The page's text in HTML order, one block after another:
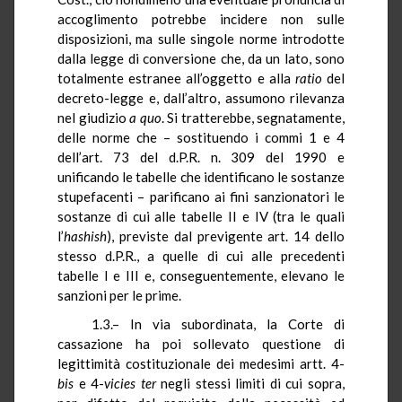
accoglimento potrebbe incidere non sulle
disposizioni, ma sulle singole norme introdotte
dalla legge di conversione che, da un lato, sono
totalmente estranee all’oggetto e alla ratiodel
decreto-legge e, dall’altro, assumono rilevanza
nel giudizio a quo. Si tratterebbe, segnatamente,
delle norme che – sostituendo i commi 1 e 4
dell’art. 73 del d.P.R.n. 309 del 1990 e
unificando le tabelle che identificano le sostanze
stupefacenti – parificano ai fini sanzionatori le
sostanze di cui alle tabelle II e IV (tra le quali
l’hashish), previste dal previgente art. 14 dello
stessod.P.R., a quelle di cui alle precedenti
tabelle I e III e, conseguentemente, elevano le
sanzioni per le prime.
1.3.– In via subordinata, la Corte di
cassazione ha poi sollevato questione di
legittimità costituzionale dei medesimi artt. 4-
bis e 4-vicies ternegli stessi limiti di cui sopra,